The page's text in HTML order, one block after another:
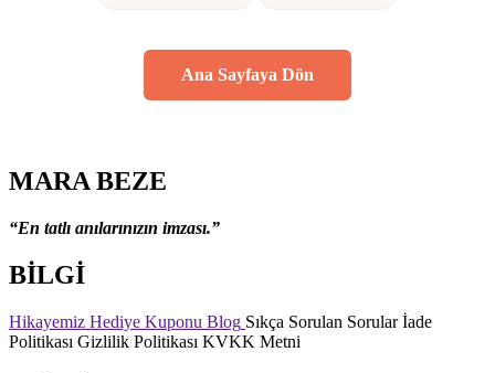
Ana Sayfaya Dön
MARA BEZE
“En tatlı anılarınızın imzası.”
BİLGİ
Hikayemiz Hediye Kuponu Blog Sıkça Sorulan Sorular İade
Politikası Gizlilik Politikası KVKK Metni